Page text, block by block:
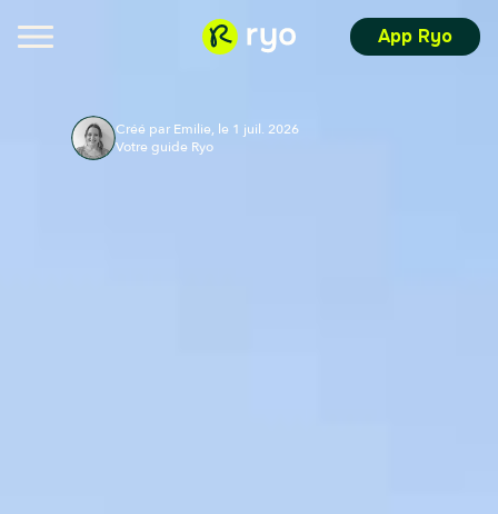
App Ryo
Créé par Emilie, le 1 juil. 2026
Votre guide Ryo